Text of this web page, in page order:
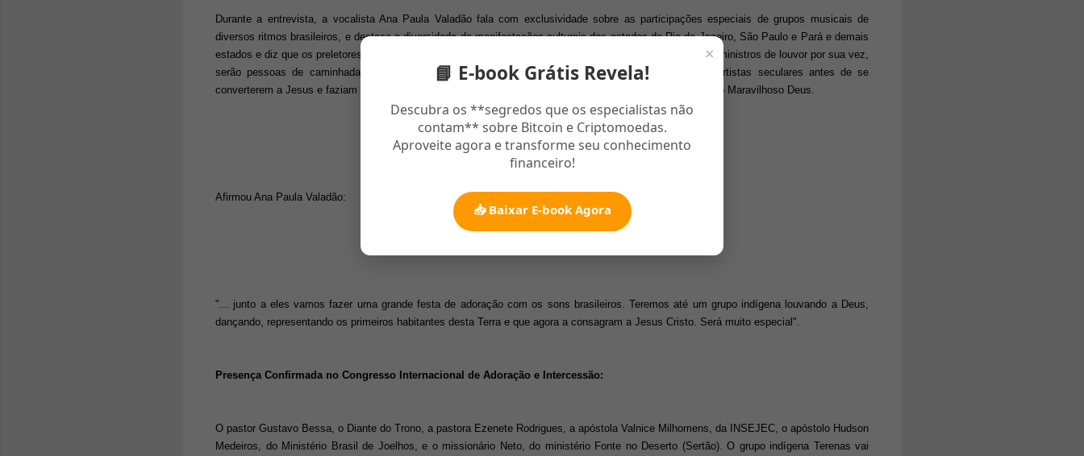
×
📘 E-book Grátis Revela!
Descubra os **segredos que os especialistas não
contam** sobre Bitcoin e Criptomoedas.
Aproveite agora e transforme seu conhecimento
financeiro!
📥 Baixar E-book Agora
Durante a entrevista, a vocalista Ana Paula Valadão fala com exclusividade sobre as participações especiais de grupos musicais de
diversos ritmos brasileiros, e destaca a diversidade da manifestações culturais dos estados do Rio de Janeiro, São Paulo e Pará e demais
estados e diz que os preletores serão pessoas experimentadas e comprometidas com a cura do Brasil. Os ministros de louvor por sua vez,
serão pessoas de caminhada evengélica comprovada em cada região do Brasil. Alguns deles eram artistas seculares antes de se
converterem a Jesus e faziam sucesso com os ritmos da sua região. Hoje adoram exclusivamente ao nosso Maravilhoso Deus.
Afirmou Ana Paula Valadão:
"... junto a eles vamos fazer uma grande festa de adoração com os sons brasileiros. Teremos até um grupo indígena louvando a Deus,
dançando, representando os primeiros habitantes desta Terra e que agora a consagram a Jesus Cristo. Será muito especial".
Presença Confirmada no Congresso Internacional de Adoração e Intercessão:
O pastor Gustavo Bessa, o Diante do Trono, a pastora Ezenete Rodrigues, a apóstola Valnice Milhomens, da INSEJEC, o apóstolo Hudson
Medeiros, do Ministério Brasil de Joelhos, e o missionário Neto, do ministério Fonte no Deserto (Sertão). O grupo indígena Terenas vai